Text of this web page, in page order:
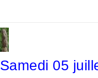
Samedi 05